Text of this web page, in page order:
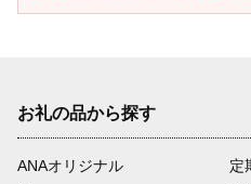
お礼の品から探す
ANAオリジナル
定